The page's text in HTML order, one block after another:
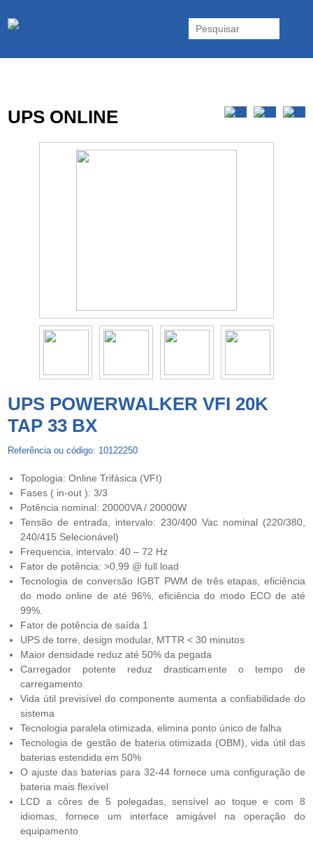
Inversores e acessórios. Portugal.
UPS ONLINE
UPS POWERWALKER VFI 20K
TAP 33 BX
Referência ou código: 10122250
Topologia: Online Trifásica (VFI)
Fases ( in-out ): 3/3
Potência nominal: 20000VA / 20000W
Tensão de entrada, intervalo: 230/400 Vac nominal (220/380,
240/415 Selecionável)
Frequencia, intervalo: 40 – 72 Hz
Fator de potência: >0,99 @ full load
Tecnologia de conversão IGBT PWM de três etapas, eficiência
do modo online de até 96%, eficiência do modo ECO de até
99%.
Fator de potência de saída 1
UPS de torre, design modular, MTTR < 30 minutos
Maior densidade reduz até 50% da pegada
Carregador potente reduz drasticamente o tempo de
carregamento
Vida útil previsível do componente aumenta a confiabilidade do
sistema
Tecnologia paralela otimizada, elimina ponto único de falha
Tecnologia de gestão de bateria otimizada (OBM), vida útil das
baterias estendida em 50%
O ajuste das baterias para 32-44 fornece uma configuração de
bateria mais flexível
LCD a côres de 5 polegadas, sensível ao toque e com 8
idiomas, fornece um interface amigável na operação do
equipamento